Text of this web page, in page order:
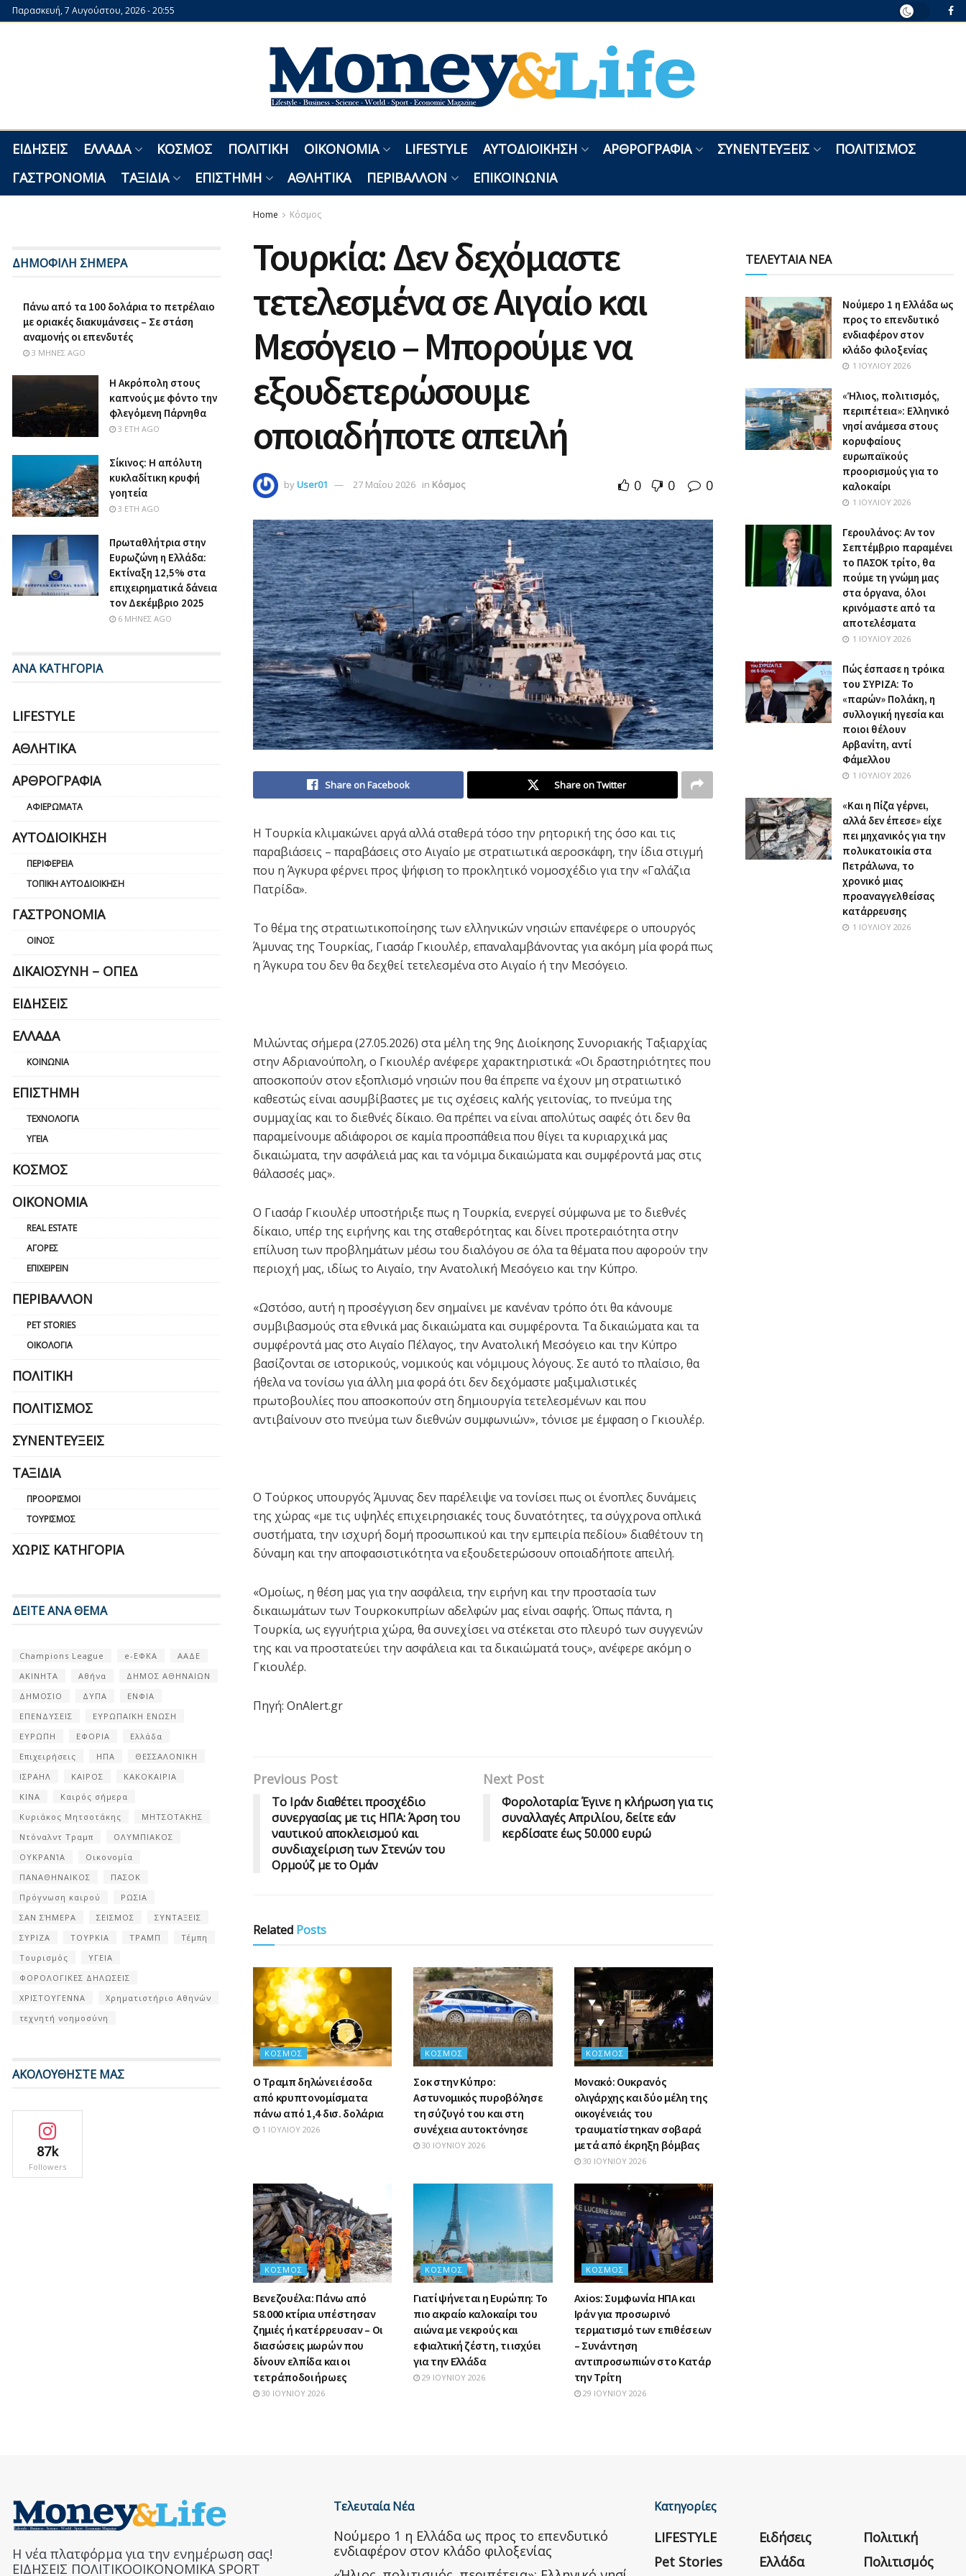
Παρασκευή, 7 Αυγούστου, 2026 - 20:55
ΕΙΔΉΣΕΙΣ ΕΛΛΆΔΑ ΚΌΣΜΟΣ ΠΟΛΙΤΙΚΉ ΟΙΚΟΝΟΜΊΑ LIFESTYLE ΑΥΤΟΔΙΟΊΚΗΣΗ ΑΡΘΡΟΓΡΑΦΊΑ ΣΥΝΕΝΤΕΎΞΕΙΣ
ΠΟΛΙΤΙΣΜΌΣ
ΓΑΣΤΡΟΝΟΜΊΑ
ΤΑΞΊΔΙΑ ΕΠΙΣΤΉΜΗ ΑΘΛΗΤΙΚΆ ΠΕΡΙΒΆΛΛΟΝ ΕΠΙΚΟΙΝΩΝΊΑ
Home Κόσμος
Τουρκία: Δεν δεχόμαστε
τετελεσμένα σε Αιγαίο και
Μεσόγειο – Μπορούμε να
εξουδετερώσουμε
οποιαδήποτε απειλή
byUser01 27 Μαΐου 2026 in Κόσμος 0 0 0
Share on Facebook Share on Twitter
Η Τουρκία κλιμακώνει αργά αλλά σταθερά τόσο την ρητορική της όσο και τις
παραβιάσεις – παραβάσεις στο Αιγαίο με στρατιωτικά αεροσκάφη, την ίδια στιγμή
που η Άγκυρα φέρνει προς ψήφιση το προκλητικό νομοσχέδιο για την «Γαλάζια
Πατρίδα».
Το θέμα της στρατιωτικοποίησης των ελληνικών νησιών επανέφερε ο υπουργός
Άμυνας της Τουρκίας, Γιασάρ Γκιουλέρ, επαναλαμβάνοντας για ακόμη μία φορά πως
η Άγκυρα του δεν θα δεχθεί τετελεσμένα στο Αιγαίο ή την Μεσόγειο.
Μιλώντας σήμερα (27.05.2026) στα μέλη της 9ης Διοίκησης Συνοριακής Ταξιαρχίας
στην Αδριανούπολη, ο Γκιουλέρ ανέφερε χαρακτηριστικά: «Οι δραστηριότητες που
αποσκοπούν στον εξοπλισμό νησιών που θα έπρεπε να έχουν μη στρατιωτικό
καθεστώς είναι ασυμβίβαστες με τις σχέσεις καλής γειτονίας, το πνεύμα της
συμμαχίας και το διεθνές δίκαιο. Θα πρέπει να είναι απολύτως σαφές ότι δεν θα
παραμείνουμε αδιάφοροι σε καμία προσπάθεια που θίγει τα κυριαρχικά μας
δικαιώματα, την ασφάλειά μας και τα νόμιμα δικαιώματα και συμφέροντά μας στις
θάλασσές μας».
Ο Γιασάρ Γκιουλέρ υποστήριξε πως η Τουρκία, ενεργεί σύμφωνα με το διεθνές
δίκαιο, υπέρ της ειρήνης και της σταθερότητας και δίνει προτεραιότητα στην
επίλυση των προβλημάτων μέσω του διαλόγου σε όλα τα θέματα που αφορούν την
περιοχή μας, ιδίως το Αιγαίο, την Ανατολική Μεσόγειο και την Κύπρο.
«Ωστόσο, αυτή η προσέγγιση δεν σημαίνει με κανέναν τρόπο ότι θα κάνουμε
συμβιβασμούς στα εθνικά μας δικαιώματα και συμφέροντα. Τα δικαιώματα και τα
συμφέροντά μας στο Αιγαίο Πέλαγος, την Ανατολική Μεσόγειο και την Κύπρο
βασίζονται σε ιστορικούς, νομικούς και νόμιμους λόγους. Σε αυτό το πλαίσιο, θα
ήθελα να τονίσω για άλλη μια φορά ότι δεν δεχόμαστε μαξιμαλιστικές
πρωτοβουλίες που αποσκοπούν στη δημιουργία τετελεσμένων και που
αντιβαίνουν στο πνεύμα των διεθνών συμφωνιών», τόνισε με έμφαση ο Γκιουλέρ.
Ο Τούρκος υπουργός Άμυνας δεν παρέλειψε να τονίσει πως οι ένοπλες δυνάμεις
της χώρας «με τις υψηλές επιχειρησιακές τους δυνατότητες, τα σύγχρονα οπλικά
συστήματα, την ισχυρή δομή προσωπικού και την εμπειρία πεδίου» διαθέτουν τη
δύναμη και την αποφασιστικότητα να εξουδετερώσουν οποιαδήποτε απειλή.
«Ομοίως, η θέση μας για την ασφάλεια, την ειρήνη και την προστασία των
δικαιωμάτων των Τουρκοκυπρίων αδελφών μας είναι σαφής. Όπως πάντα, η
Τουρκία, ως εγγυήτρια χώρα, θα συνεχίσει να στέκεται στο πλευρό των συγγενών
της και να προστατεύει την ασφάλεια και τα δικαιώματά τους», ανέφερε ακόμη ο
Γκιουλέρ.
Πηγή: OnAlert.gr
Previous Post
Το Ιράν διαθέτει προσχέδιο
συνεργασίας με τις ΗΠΑ: Άρση του
ναυτικού αποκλεισμού και
συνδιαχείριση των Στενών του
Ορμούζ με το Ομάν
Next Post
Φορολοταρία: Έγινε η κλήρωση για τις
συναλλαγές Απριλίου, δείτε εάν
κερδίσατε έως 50.000 ευρώ
Related Posts
ΚΌΣΜΟΣ
Ο Τραμπ δηλώνει έσοδα
από κρυπτονομίσματα
πάνω από 1,4 δισ. δολάρια
1 ΙΟΥΛΊΟΥ 2026
ΚΌΣΜΟΣ
Σοκ στην Κύπρο:
Αστυνομικός πυροβόλησε
τη σύζυγό του και στη
συνέχεια αυτοκτόνησε
30 ΙΟΥΝΊΟΥ 2026
ΚΌΣΜΟΣ
Μονακό: Ουκρανός
ολιγάρχης και δύο μέλη της
οικογένειάς του
τραυματίστηκαν σοβαρά
μετά από έκρηξη βόμβας
30 ΙΟΥΝΊΟΥ 2026
ΚΌΣΜΟΣ
Βενεζουέλα: Πάνω από
58.000 κτίρια υπέστησαν
ζημιές ή κατέρρευσαν – Οι
διασώσεις μωρών που
δίνουν ελπίδα και οι
τετράποδοι ήρωες
30 ΙΟΥΝΊΟΥ 2026
ΚΌΣΜΟΣ
Γιατί ψήνεται η Ευρώπη: Το
πιο ακραίο καλοκαίρι του
αιώνα με νεκρούς και
εφιαλτική ζέστη, τι ισχύει
για την Ελλάδα
29 ΙΟΥΝΊΟΥ 2026
ΚΌΣΜΟΣ
Axios: Συμφωνία ΗΠΑ και
Ιράν για προσωρινό
τερματισμό των επιθέσεων
– Συνάντηση
αντιπροσωπιών στο Κατάρ
την Τρίτη
29 ΙΟΥΝΊΟΥ 2026
ΔΗΜΟΦΙΛΗ ΣΗΜΕΡΑ
Πάνω από τα 100 δολάρια το πετρέλαιο
με οριακές διακυμάνσεις – Σε στάση
αναμονής οι επενδυτές
3 ΜΉΝΕΣ AGO
Η Ακρόπολη στους
καπνούς με φόντο την
φλεγόμενη Πάρνηθα
3 ΈΤΗ AGO
Σίκινος: Η απόλυτη
κυκλαδίτικη κρυφή
γοητεία
3 ΈΤΗ AGO
Πρωταθλήτρια στην
Ευρωζώνη η Ελλάδα:
Εκτίναξη 12,5% στα
επιχειρηματικά δάνεια
τον Δεκέμβριο 2025
6 ΜΉΝΕΣ AGO
ΑΝΑ ΚΑΤΗΓΟΡΙΑ
LIFESTYLE
ΑΘΛΗΤΙΚΆ
ΑΡΘΡΟΓΡΑΦΊΑ
ΑΦΙΕΡΏΜΑΤΑ
ΑΥΤΟΔΙΟΊΚΗΣΗ
ΠΕΡΙΦΈΡΕΙΑ
ΤΟΠΙΚΉ ΑΥΤΟΔΙΟΊΚΗΣΗ
ΓΑΣΤΡΟΝΟΜΊΑ
ΟΊΝΟΣ
ΔΙΚΑΙΟΣΎΝΗ – ΟΠΕΔ
ΕΙΔΉΣΕΙΣ
ΕΛΛΆΔΑ
ΚΟΙΝΩΝΊΑ
ΕΠΙΣΤΉΜΗ
ΤΕΧΝΟΛΟΓΊΑ
ΥΓΕΊΑ
ΚΌΣΜΟΣ
ΟΙΚΟΝΟΜΊΑ
REAL ESTATE
ΑΓΟΡΈΣ
ΕΠΙΧΕΙΡΕΊΝ
ΠΕΡΙΒΆΛΛΟΝ
PET STORIES
ΟΙΚΟΛΟΓΊΑ
ΠΟΛΙΤΙΚΉ
ΠΟΛΙΤΙΣΜΌΣ
ΣΥΝΕΝΤΕΎΞΕΙΣ
ΤΑΞΊΔΙΑ
ΠΡΟΟΡΙΣΜΟΊ
ΤΟΥΡΙΣΜΌΣ
ΧΩΡΊΣ ΚΑΤΗΓΟΡΊΑ
ΔΕΙΤΕ ΑΝΑ ΘΕΜΑ
Champions League e-ΕΦΚΑ
ΑΑΔΕ
ΑΚΙΝΗΤΑ
Αθήνα
ΔΗΜΟΣ ΑΘΗΝΑΙΩΝ
ΔΗΜΟΣΙΟ
ΔΥΠΑ
ΕΝΦΙΑ
ΕΠΕΝΔΥΣΕΙΣ
ΕΥΡΩΠΑΪΚΗ ΕΝΩΣΗ
ΕΥΡΩΠΗ
ΕΦΟΡΙΑ
Ελλάδα
Επιχειρήσεις
ΗΠΑ
ΘΕΣΣΑΛΟΝΙΚΗ
ΙΣΡΑΗΛ
ΚΑΙΡΟΣ
ΚΑΚΟΚΑΙΡΙΑ
ΚΙΝΑ
Καιρός σήμερα
Κυριάκος Μητσοτάκης
ΜΗΤΣΟΤΑΚΗΣ
Ντόναλντ Τραμπ
ΟΛΥΜΠΙΑΚΟΣ
ΟΥΚΡΑΝΊΑ
Οικονομία
ΠΑΝΑΘΗΝΑΙΚΟΣ
ΠΑΣΟΚ
Πρόγνωση καιρού
ΡΩΣΙΑ
ΣΑΝ ΣΉΜΕΡΑ
ΣΕΙΣΜΟΣ
ΣΥΝΤΑΞΕΙΣ
ΣΥΡΙΖΑ
ΤΟΥΡΚΙΑ ΤΡΑΜΠ
Τέμπη
Τουρισμός
ΥΓΕΙΑ
ΦΟΡΟΛΟΓΙΚΕΣ ΔΗΛΩΣΕΙΣ
ΧΡΙΣΤΟΥΓΕΝΝΑ
Χρηματιστήριο Αθηνών
τεχνητή νοημοσύνη
ΑΚΟΛΟΥΘΗΣΤΕ ΜΑΣ
87k
Followers
ΤΕΛΕΥΤΑΙΑ ΝΕΑ
Nούμερο 1 η Ελλάδα ως
προς το επενδυτικό
ενδιαφέρον στον
κλάδο φιλοξενίας
1 ΙΟΥΛΊΟΥ 2026
«Ήλιος, πολιτισμός,
περιπέτεια»: Ελληνικό
νησί ανάμεσα στους
κορυφαίους
ευρωπαϊκούς
προορισμούς για το
καλοκαίρι
1 ΙΟΥΛΊΟΥ 2026
Γερουλάνος: Αν τον
Σεπτέμβριο παραμένει
το ΠΑΣΟΚ τρίτο, θα
πούμε τη γνώμη μας
στα όργανα, όλοι
κρινόμαστε από τα
αποτελέσματα
1 ΙΟΥΛΊΟΥ 2026
Πώς έσπασε η τρόικα
του ΣΥΡΙΖΑ: Το
«παρών» Πολάκη, η
συλλογική ηγεσία και
ποιοι θέλουν
Αρβανίτη, αντί
Φάμελλου
1 ΙΟΥΛΊΟΥ 2026
«Και η Πίζα γέρνει,
αλλά δεν έπεσε» είχε
πει μηχανικός για την
πολυκατοικία στα
Πετράλωνα, το
χρονικό μιας
προαναγγελθείσας
κατάρρευσης
1 ΙΟΥΛΊΟΥ 2026
Η νέα πλατφόρμα για την ενημέρωση σας!
ΕΙΔΗΣΕΙΣ ΠΟΛΙΤΙΚΟΟΙΚΟΝΟΜΙΚΑ SPORT
Τελευταία Νέα
Nούμερο 1 η Ελλάδα ως προς το επενδυτικό
ενδιαφέρον στον κλάδο φιλοξενίας
Κατηγορίες
LIFESTYLE
Pet Stories
Ειδήσεις
Ελλάδα
Πολιτική
Πολιτισμός